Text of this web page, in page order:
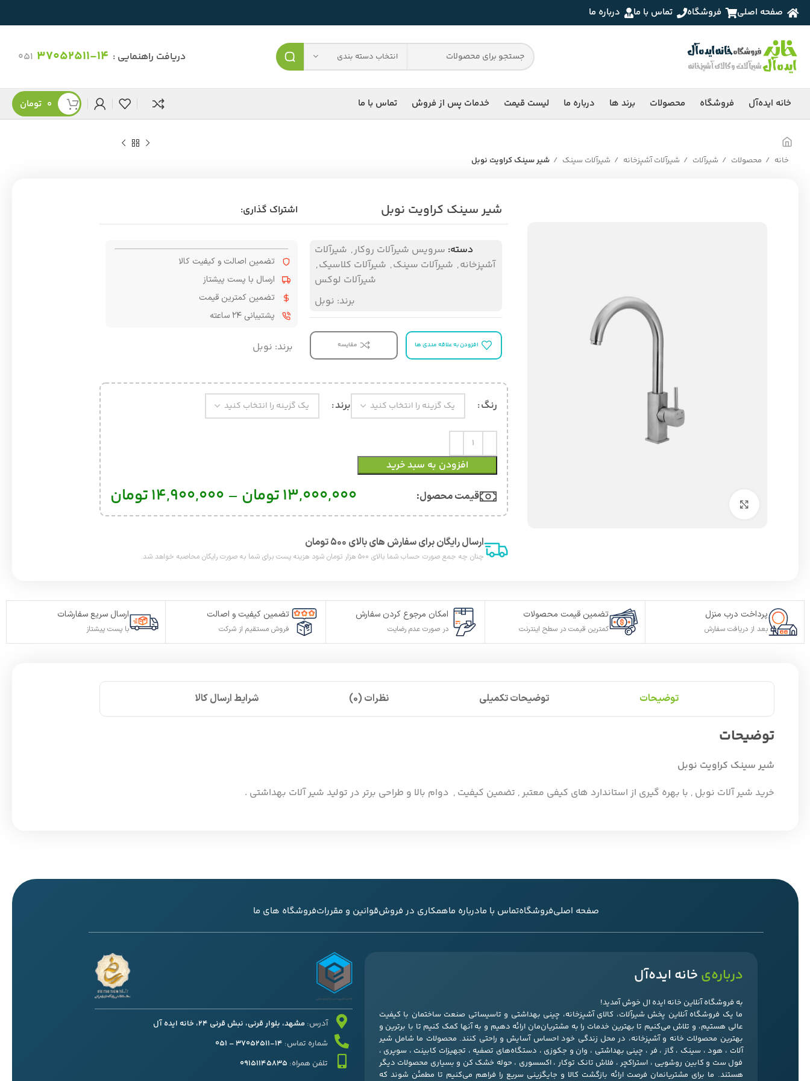
صفحه اصلی فروشگاه تماس با ما درباره ما
انتخاب دسته بندی دریافت راهنمایی : 37052511-14
051
خانه ایده‌آل فروشگاه محصولات برند ها درباره ما لیست قیمت خدمات پس از فروش تماس با ما 0 تومان
خانه محصولات شیرآلات شیرآلات آشپزخانه شیرآلات سینک شیر سینک کراویت نوبل
شیر سینک کراویت نوبل اشتراک گذاری:
دسته: سرویس شیرآلات روکار, شیرآلات
آشپزخانه, شیرآلات سینک, شیرآلات کلاسیک,
شیرآلات لوکس
برند: نوبل
افزودن به علاقه مندی ها مقایسه
تضمین اصالت و کیفیت کالا
ارسال با پست پیشتاز
تضمین کمترین قیمت
پشتیبانی ۲۴ ساعته
برند: نوبل
رنگ برند
افزودن به سبد خرید
قیمت محصول:​ 13,000,000تومان –
14,900,000تومان
ارسال رایگان برای سفارش های بالای ۵۰۰ تومان
چنان چه جمع صورت حساب شما بالای ۵۰۰ هزار تومان شود هزینه پست برای شما به صورت رایگان محاصبه خواهد شد.
پرداخت درب منزل
بعد از دریافت سفارش
تضمین قیمت محصولات
کمترین قیمت در سطح اینترنت
امکان مرجوع کردن سفارش
در صورت عدم رضایت
تضمین کیفیت و اصالت
فروش مستقیم از شرکت
ارسال سریع سفارشات
با پست پیشتاز
توضیحات توضیحات تکمیلی نظرات (0) شرایط ارسال کالا
توضیحات
شیر سینک کراویت نوبل
خرید شیر آلات نوبل , با بهره گیری از استاندارد های کیفی معتبر , تضمین کیفیت , دوام بالا و طراحی برتر در تولید شیر آلات بهداشتی .
صفحه اصلیفروشگاهتماس با مادرباره ماهمکاری در فروشقوانین و مقرراتفروشگاه های ما
درباره‌ی خانه ایده‌آل
به فروشگاه آنلاین خانه ایده ال خوش آمدید!
ما یک فروشگاه آنلاین پخش شیرآلات، کالای آشپزخانه، چینی بهداشتی و تاسیساتی صنعت ساختمان با کیفیت
عالی هستیم، و تلاش می‌کنیم تا بهترین خدمات را به مشتریان‌مان ارائه دهیم و به آنها کمک کنیم تا با برترین و
بهترین محصولات خانه و آشپزخانه، در محل زندگی خود احساس آسایش و راحتی کنند. محصولات ما شامل شیر
آلات ، هود ، سینک ، گاز ، فر ، چینی بهداشتی ، وان و جکوزی ، دستگاه‌های تصفیه ، تجهیزات کابینت ، سوپری ،
فول ست و کابین روشویی ، استراکچر ، فلاش تانک توکار ، اکسسوری ، حوله خشک کن و بسیاری محصولات دیگر
هستند. ما برای مشتریانمان فرصت ارائه بازگشت کالا و جایگزینی سریع را فراهم می‌کنیم تا مطمئن شوند که
آدرس: مشهد، بلوار قرنی، نبش قرنی 24، خانه ایده آل
شماره تماس: 14-37052511 – 051
تلفن همراه: 09151145835